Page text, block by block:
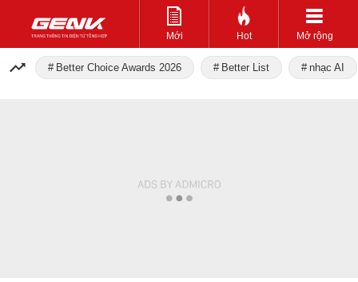
Mới Hot Mở rộng
Better Choice Awards 2026 Better List nhạc AI